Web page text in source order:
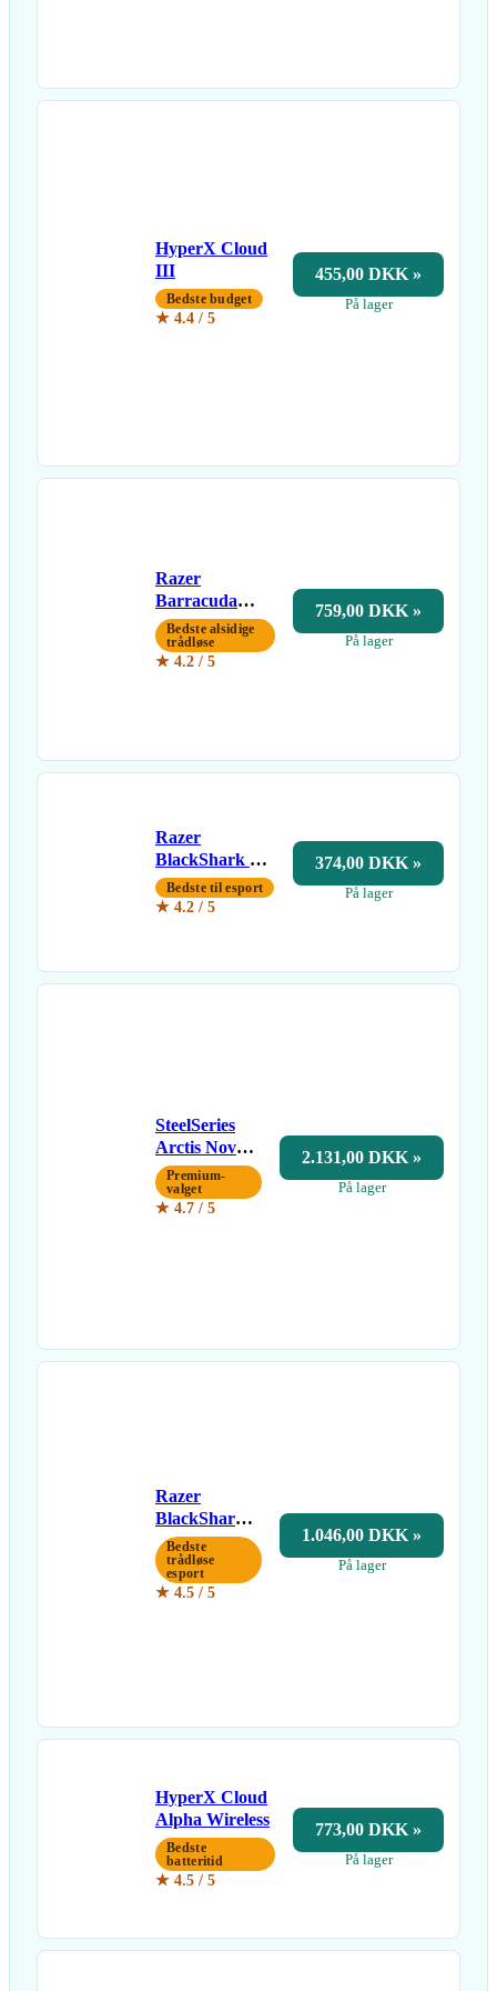
HyperX Cloud
III
Bedste budget
★ 4.4 / 5
455,00 DKK »
På lager
Razer
Barracuda
Wireless
Bedste alsidige
trådløse
★ 4.2 / 5
759,00 DKK »
På lager
Razer
BlackShark V2
XBedste til esport
★ 4.2 / 5
374,00 DKK »
På lager
SteelSeries
Arctis Nova
Pro Wireless
Premium-
valget
★ 4.7 / 5
2.131,00 DKK »
På lager
Razer
BlackShark
V2 Pro
Bedste
trådløse
esport
★ 4.5 / 5
1.046,00 DKK »
På lager
HyperX Cloud
Alpha Wireless
Bedste
batteritid
★ 4.5 / 5
773,00 DKK »
På lager